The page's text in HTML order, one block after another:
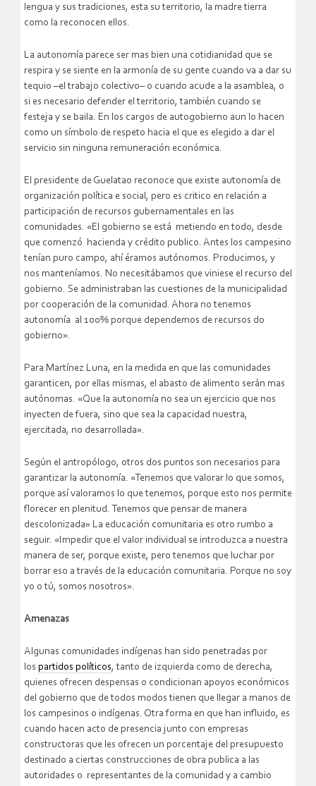
lengua y sus tradiciones, esta su territorio, la madre tierra
como la reconocen ellos.
La autonomía parece ser mas bien una cotidianidad que se
respira y se siente en la armonía de su gente cuando va a dar su
tequio –el trabajo colectivo– o cuando acude a la asamblea, o
si es necesario defender el territorio, también cuando se
festeja y se baila. En los cargos de autogobierno aun lo hacen
como un símbolo de respeto hacia el que es elegido a dar el
servicio sin ninguna remuneración económica.
El presidente de Guelatao reconoce que existe autonomía de
organización política e social, pero es critico en relación a
participación de recursos gubernamentales en las
comunidades. «El gobierno se está metiendo en todo, desde
que comenzó hacienda y crédito publico. Antes los campesino
tenían puro campo, ahí éramos autónomos. Producimos, y
nos manteníamos. No necesitábamos que viniese el recurso del
gobierno. Se administraban las cuestiones de la municipalidad
por cooperación de la comunidad. Ahora no tenemos
autonomía al 100% porque dependemos de recursos do
gobierno».
Para Martínez Luna, en la medida en que las comunidades
garanticen, por ellas mismas, el abasto de alimento serán mas
autónomas. «Que la autonomía no sea un ejercicio que nos
inyecten de fuera, sino que sea la capacidad nuestra,
ejercitada, no desarrollada».
Según el antropólogo, otros dos puntos son necesarios para
garantizar la autonomía. «Tenemos que valorar lo que somos,
porque así valoramos lo que tenemos, porque esto nos permite
florecer en plenitud. Tenemos que pensar de manera
descolonizada» La educación comunitaria es otro rumbo a
seguir. «Impedir que el valor individual se introduzca a nuestra
manera de ser, porque existe, pero tenemos que luchar por
borrar eso a través de la educación comunitaria. Porque no soy
yo o tú, somos nosotros».
Amenazas
Algunas comunidades indígenas han sido penetradas por
los partidos políticos, tanto de izquierda como de derecha,
quienes ofrecen despensas o condicionan apoyos económicos
del gobierno que de todos modos tienen que llegar a manos de
los campesinos o indígenas. Otra forma en que han influido, es
cuando hacen acto de presencia junto con empresas
constructoras que les ofrecen un porcentaje del presupuesto
destinado a ciertas construcciones de obra publica a las
autoridades o representantes de la comunidad y a cambio